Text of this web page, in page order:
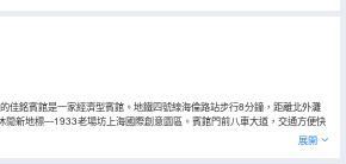
佳銘賓館是一家經濟型賓館。地鐵四號線海倫路站步行8分鐘，距離北外灘
閒新地標—1933老場坊上海國際創意園區。賓館門前八車大道，交通方便快
塔盡收眼底。賓館內設施齊全，周邊有各式中西餐廳、酒吧等，供應上海風
展開